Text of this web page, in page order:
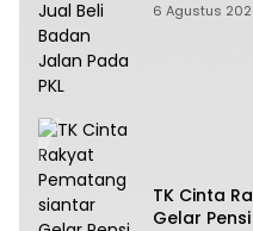
6 Agustus
TK Cinta
Gelar